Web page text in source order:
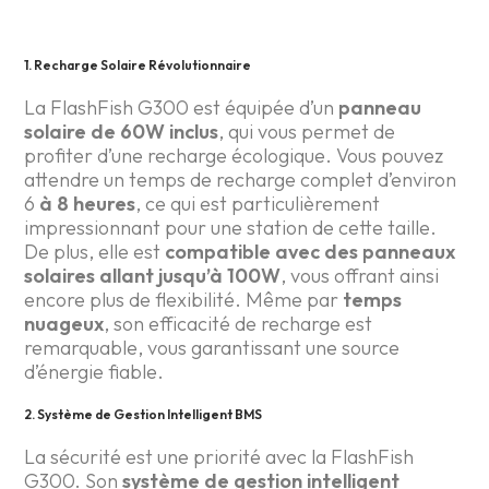
1. Recharge Solaire Révolutionnaire
La FlashFish G300 est équipée d’un panneau
solaire de 60W inclus, qui vous permet de
profiter d’une recharge écologique. Vous pouvez
attendre un temps de recharge complet d’environ
6 à 8 heures, ce qui est particulièrement
impressionnant pour une station de cette taille.
De plus, elle est compatible avec des panneaux
solaires allant jusqu’à 100W, vous offrant ainsi
encore plus de flexibilité. Même par temps
nuageux, son efficacité de recharge est
remarquable, vous garantissant une source
d’énergie fiable.
2. Système de Gestion Intelligent BMS
La sécurité est une priorité avec la FlashFish
G300. Sonsystème de gestion intelligent